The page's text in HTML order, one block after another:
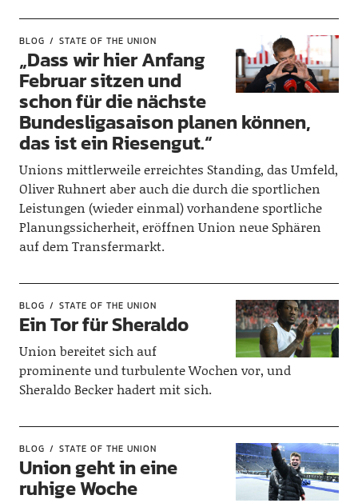
BLOG STATE OF THE UNION
„Dass wir hier Anfang
Februar sitzen und
schon für die nächste
Bundesligasaison planen können,
das ist ein Riesengut.“
Unions mittlerweile erreichtes Standing, das Umfeld,
Oliver Ruhnert aber auch die durch die sportlichen
Leistungen (wieder einmal) vorhandene sportliche
Planungssicherheit, eröffnen Union neue Sphären
auf dem Transfermarkt.
BLOG STATE OF THE UNION
Ein Tor für Sheraldo
Union bereitet sich auf
prominente und turbulente Wochen vor, und
Sheraldo Becker hadert mit sich.
BLOG STATE OF THE UNION
Union geht in eine
ruhige Woche